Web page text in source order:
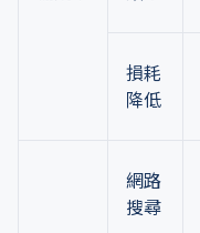
損耗
降低
網路
搜尋